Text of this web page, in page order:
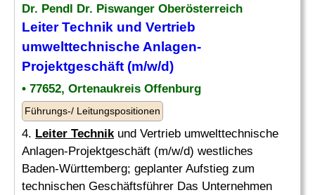
Dr. Pendl Dr. Piswanger Oberösterreich
Leiter Technik und Vertrieb
umwelttechnische Anlagen-
Projektgeschäft (m/w/d)
• 77652, Ortenaukreis Offenburg
Führungs-/ Leitungspositionen
4. Leiter Technikund Vertrieb umwelttechnische
Anlagen-Projektgeschäft (m/w/d) westliches
Baden-Württemberg; geplanter Aufstieg zum
technischen Geschäftsführer Das Unternehmen